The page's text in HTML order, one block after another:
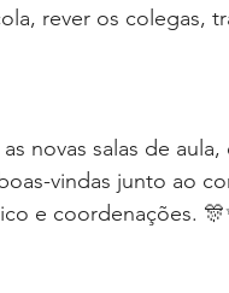
rever os colegas,
novas salas de
vindas junto ao
e coordenações.